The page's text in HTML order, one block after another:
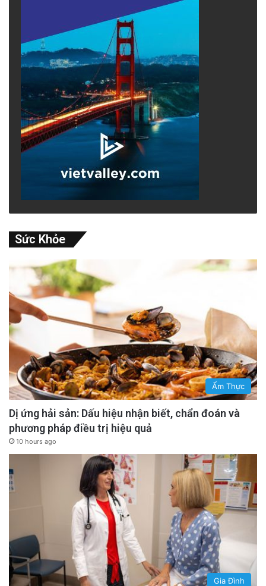
Sức Khỏe
Ẩm Thực
Dị ứng hải sản: Dấu hiệu nhận biết, chẩn đoán và
phương pháp điều trị hiệu quả
10 hours ago
Gia Đình